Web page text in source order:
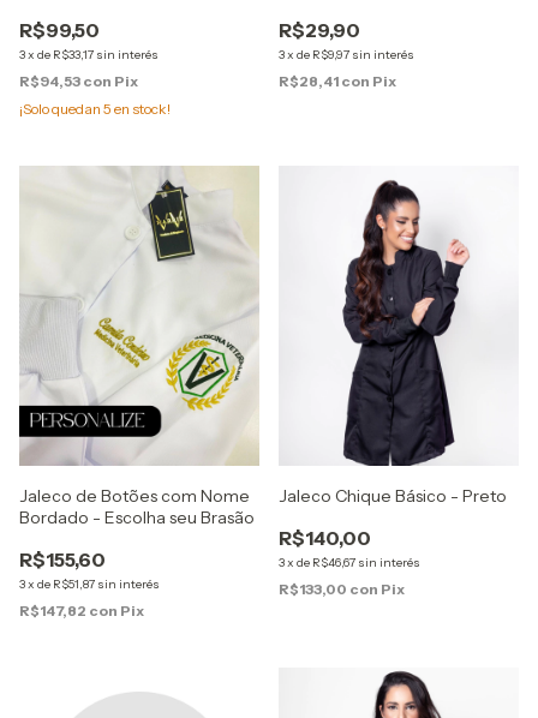
R$99,50
3x de R$33,17 sin interés
R$94,53 con Pix
¡Solo quedan 5 en stock!
R$29,90
3x de R$9,97 sin interés
R$28,41 con Pix
Jaleco de Botões com Nome
Bordado - Escolha seu Brasão
R$155,60
3x de R$51,87 sin interés
R$147,82 con Pix
Jaleco Chique Básico - Preto
R$140,00
3x de R$46,67 sin interés
R$133,00 con Pix